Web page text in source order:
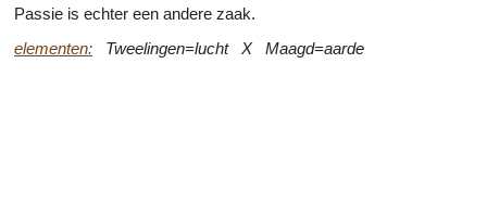
Passie is echter een andere zaak.
elementen: Tweelingen=lucht X Maagd=aarde